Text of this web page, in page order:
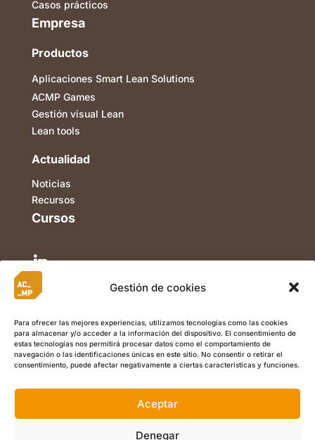
Gestión de cookies
Para ofrecer las mejores experiencias, utilizamos tecnologías como las cookies
para almacenar y/o acceder a la información del dispositivo. El consentimiento de
estas tecnologías nos permitirá procesar datos como el comportamiento de
navegación o las identificaciones únicas en este sitio. No consentir o retirar el
consentimiento, puede afectar negativamente a ciertas características y funciones.
Aceptar
Denegar
Casos prácticos
Empresa
Productos
Aplicaciones Smart Lean Solutions
ACMP Games
Gestión visual Lean
Lean tools
Actualidad
Noticias
Recursos
Cursos



I Calle Berriozar 21, Of. 5, 31013, Ansoáin